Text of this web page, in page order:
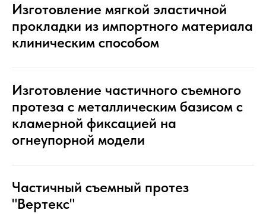
Изготовление мягкой эластичной
прокладки из импортного материала
клиническим способом
Изготовление частичного съемного
протеза с металлическим базисом с
кламерной фиксацией на
огнеупорной модели
Частичный съемный протез
"Вертекс"